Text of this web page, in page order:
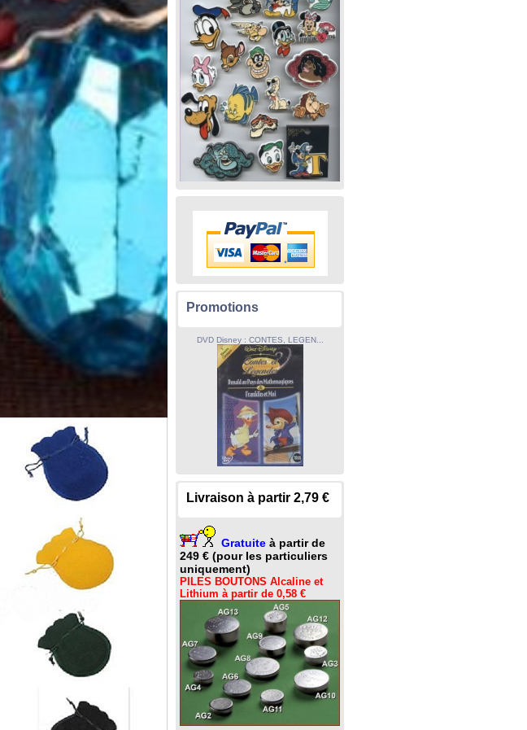
Promotions
DVD Disney : CONTES, LEGEN...
Livraison à partir 2,79 €
Gratuite à partir de
249 € (pour les particuliers
uniquement)
PILES BOUTONS Alcaline et
Lithium à partir de 0,58 €